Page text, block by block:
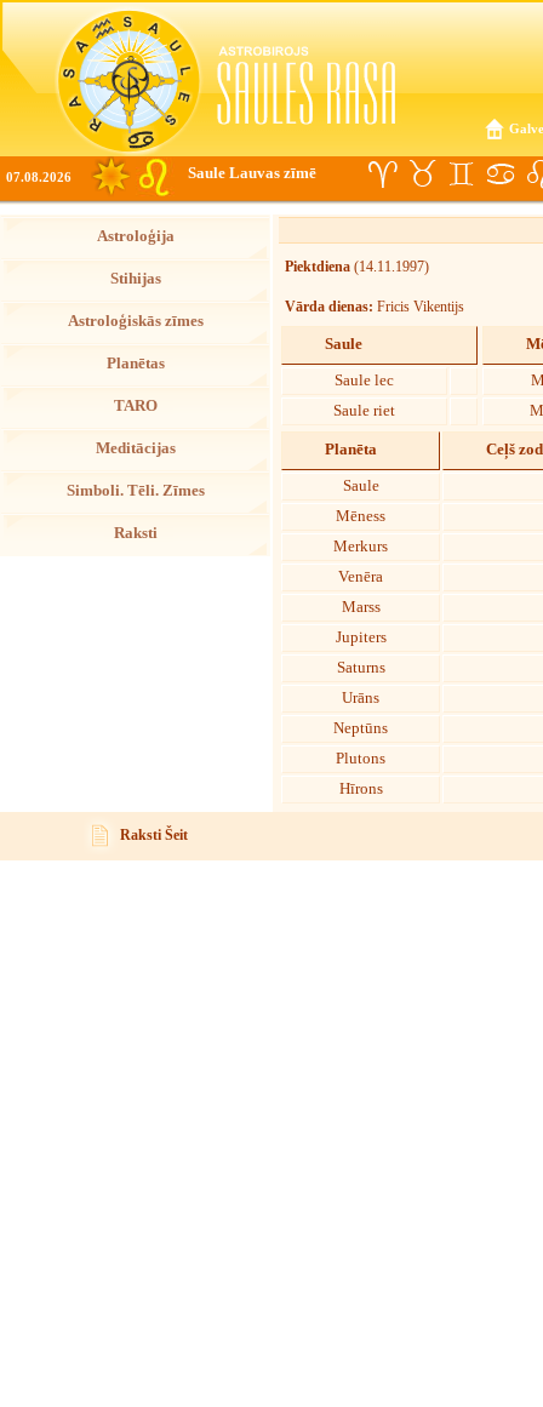
07.08.2026 Saule Lauvas zīmē
Astroloģija
Stihijas
Astroloģiskās zīmes
Planētas
TARO
Meditācijas
Simboli. Tēli. Zīmes
Raksti
Piektdiena (14.11.1997)
Vārda dienas: Fricis Vikentijs
Saule
Saule lec
Saule riet
Planēta Ceļš
Saule
Mēness
Merkurs
Venēra
Marss
Jupiters
Saturns
Urāns
Neptūns
Plutons
Hīrons
Raksti Šeit